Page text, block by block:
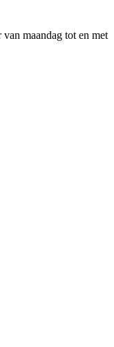
maandag tot en met